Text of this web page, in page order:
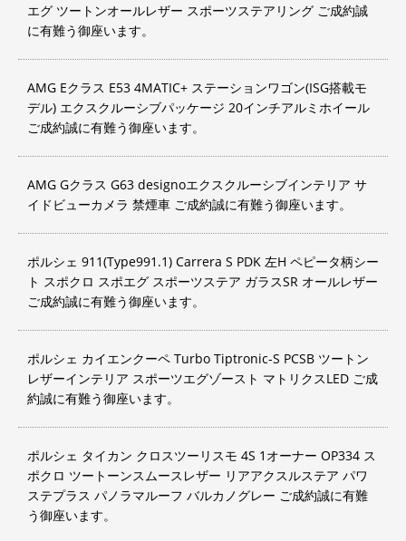
エグ ツートンオールレザー スポーツステアリング ご成約誠
に有難う御座います。
AMG Eクラス E53 4MATIC+ ステーションワゴン(ISG搭載モ
デル) エクスクルーシブパッケージ 20インチアルミホイール
ご成約誠に有難う御座います。
AMG Gクラス G63 designoエクスクルーシブインテリア サ
イドビューカメラ 禁煙車 ご成約誠に有難う御座います。
ポルシェ 911(Type991.1) Carrera S PDK 左H ペピータ柄シー
ト スポクロ スポエグ スポーツステア ガラスSR オールレザー
ご成約誠に有難う御座います。
ポルシェ カイエンクーペ Turbo Tiptronic-S PCSB ツートン
レザーインテリア スポーツエグゾースト マトリクスLED ご成
約誠に有難う御座います。
ポルシェ タイカン クロスツーリスモ 4S 1オーナー OP334 ス
ポクロ ツートーンスムースレザー リアアクスルステア パワ
ステプラス パノラマルーフ バルカノグレー ご成約誠に有難
う御座います。